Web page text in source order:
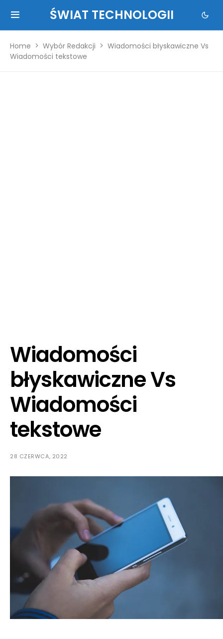
ŚWIAT TECHNOLOGII
Home Wybór Redakcji
Wiadomości błyskawiczne Vs
Wiadomości tekstowe
Wiadomości
błyskawiczne Vs
Wiadomości
tekstowe
28 CZERWCA, 2022